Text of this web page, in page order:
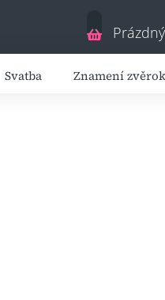
Nákupní
košík
Svatba Znamení